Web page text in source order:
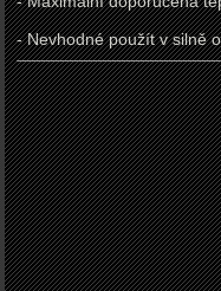
- Nevhodné použít v silně